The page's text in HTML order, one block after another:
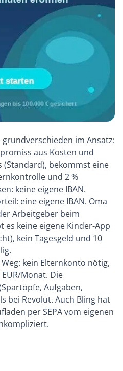
im Ansatz:
aus Kosten und
(Standard), bekommst eine
und 2 %
keine eigene IBAN.
eine eigene IBAN. Oma
Arbeitgeber beim
es keine eigene Kinder-App
kein Tagesgeld und 10
kein Elternkonto nötig,
Monat. Die
Aufgaben,
bei Revolut. Auch Bling hat
per SEPA vom eigenen